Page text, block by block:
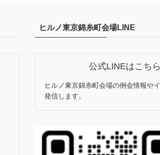
ヒルノ東京錦糸町会場LINE
公式LINEはこちら
ヒルノ東京錦糸町会場の例会情報や
発信します。